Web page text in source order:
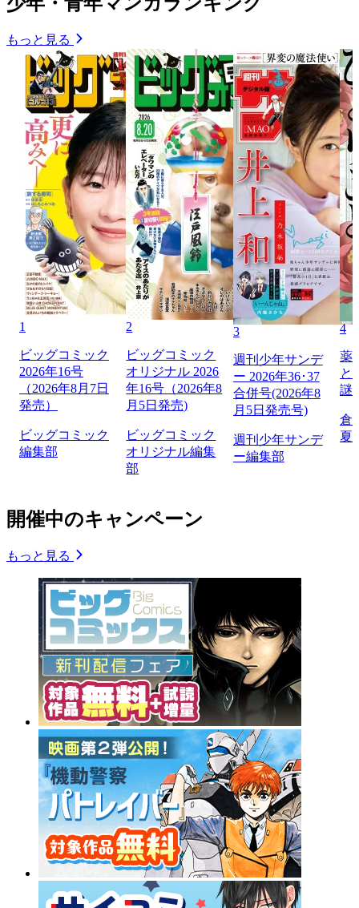
もっと見る
1
ビッグコミック
2026年16号
（2026年8月7日
発売）
ビッグコミック
編集部
2
ビッグコミック
オリジナル 2026
年16号（2026年8
月5日発売)
ビッグコミック
オリジナル編集
部
3
週刊少年サンデ
ー 2026年36･37
合併号(2026年8
月5日発売号)
週刊少年サンデ
ー編集部
4
薬
と
謎
倉
夏
開催中のキャンペーン
もっと見る